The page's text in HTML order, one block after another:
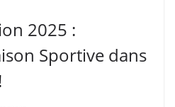
2025 :
Sportive dans